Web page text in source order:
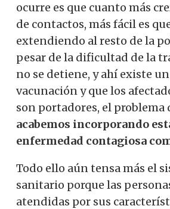
ocurre es que cuanto más
de contactos, más fácil es
extendiendo al resto de la
pesar de la dificultad de la
no se detiene, y ahí existe
vacunación y que los
son portadores, el problema
acabemos incorporando
enfermedad contagiosa
Todo ello aún tensa más el
sanitario porque las
atendidas por sus